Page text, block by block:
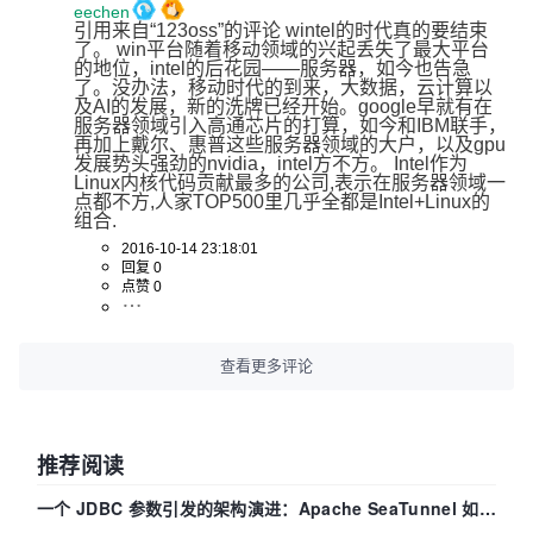
eechen
引用来自“123oss”的评论 wintel的时代真的要结束
了。 win平台随着移动领域的兴起丢失了最大平台
的地位，intel的后花园——服务器，如今也告急
了。没办法，移动时代的到来，大数据，云计算以
及AI的发展，新的洗牌已经开始。google早就有在
服务器领域引入高通芯片的打算，如今和IBM联手，
再加上戴尔、惠普这些服务器领域的大户，以及gpu
发展势头强劲的nvidia，intel方不方。 Intel作为
Linux内核代码贡献最多的公司,表示在服务器领域一
点都不方,人家TOP500里几乎全都是Intel+Linux的
组合.
2016-10-14 23:18:01
回复 0
点赞 0
查看更多评论
推荐阅读
一个 JDBC 参数引发的架构演进：Apache SeaTunnel 如何